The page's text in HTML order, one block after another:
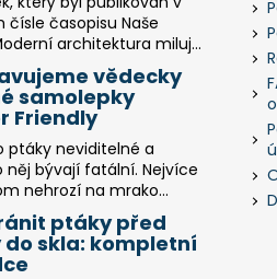
čísle časopisu Naše
architektura miluj...
vědecky
samolepky
Friendly
ptáky neviditelné a
něj bývají fatální. Nejvíce
nehrozí na mrako...
ptáky před
do skla: kompletní